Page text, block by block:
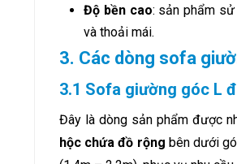
Độ bền cao: sản phẩm
và thoải mái.
3. Các dòng sofa
3.1 Sofa giường góc L
Đây là dòng sản phẩm được
hộc chứa đồ rộng bên dưới